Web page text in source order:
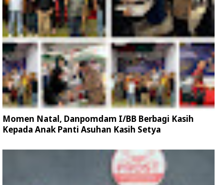
Momen Natal, Danpomdam I/BB Berbagi Kasih
Kepada Anak Panti Asuhan Kasih Setya